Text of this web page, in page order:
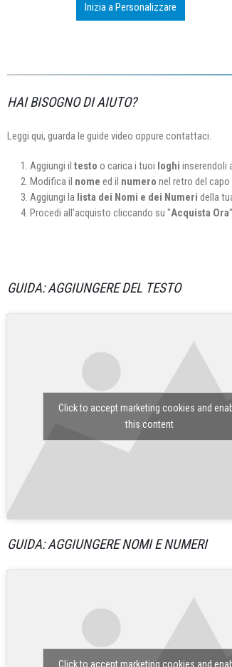
Inizia a Personalizzare
HAI BISOGNO DI AIUTO?
Leggi qui, guarda le guide video oppure contattaci.
Aggiungi il testo o carica i tuoi loghi inserendoli
Modifica il nome ed il numero nel retro del
Aggiungi la lista dei Nomi e dei Numeri della
Procedi all'acquisto cliccando su "Acquista Ora
GUIDA: AGGIUNGERE DEL TESTO
Click to accept marketing cookies and
this content
GUIDA: AGGIUNGERE NOMI E NUMERI
Click to accept marketing cookies and